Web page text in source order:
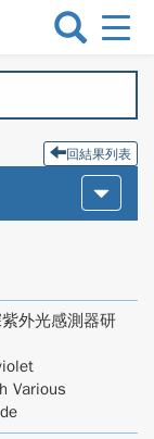
選
切
回結果列表
外光感測器研
Various